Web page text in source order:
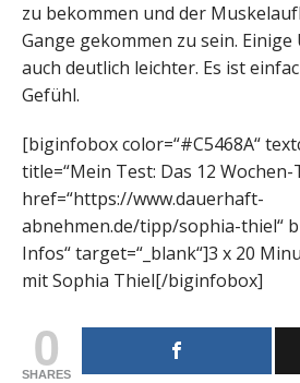
zu bekommen und der
Gange gekommen zu sein.
auch deutlich leichter. Es ist
Gefühl.
[biginfobox color=“#C5468A“
title=“Mein Test: Das 12 Wochen-
href=“https://www.dauerhaft-
abnehmen.de/tipp/sophia-thiel“
Infos“ target=“_blank“]3 x 20
mit Sophia Thiel[/biginfobox]
0
SHARES